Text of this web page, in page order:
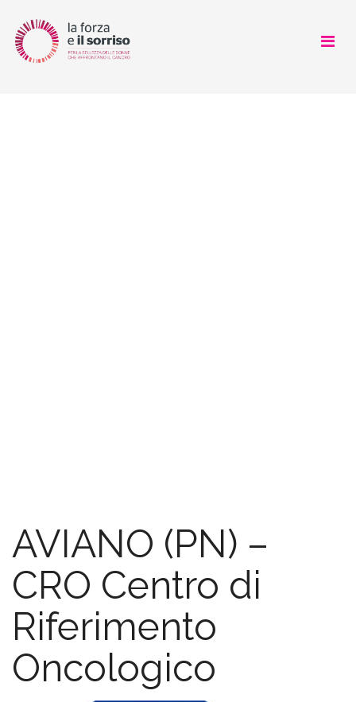
AVIANO (PN) –
CRO Centro di
Riferimento
Oncologico